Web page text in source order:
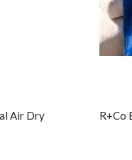
Air Dry
R+Co